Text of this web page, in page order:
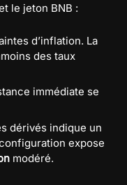
le jeton BNB :
d’inflation. La
des taux
immédiate se
dérivés indique un
expose
modéré.